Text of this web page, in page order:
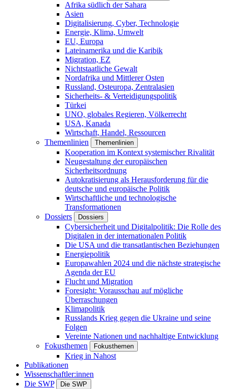
Afrika südlich der Sahara
Asien
Digitalisierung, Cyber, Technologie
Energie, Klima, Umwelt
EU, Europa
Lateinamerika und die Karibik
Migration, EZ
Nichtstaatliche Gewalt
Nordafrika und Mittlerer Osten
Russland, Osteuropa, Zentralasien
Sicherheits- & Verteidigungspolitik
Türkei
UNO, globales Regieren, Völkerrecht
USA, Kanada
Wirtschaft, Handel, Ressourcen
Themenlinien
Themenlinien
Kooperation im Kontext systemischer Rivalität
Neugestaltung der europäischen
Sicherheitsordnung
Autokratisierung als Herausforderung für die
deutsche und europäische Politik
Wirtschaftliche und technologische
Transformationen
Dossiers
Dossiers
Cybersicherheit und Digitalpolitik: Die Rolle des
Digitalen in der internationalen Politik
Die USA und die transatlantischen Beziehungen
Energiepolitik
Europawahlen 2024 und die nächste strategische
Agenda der EU
Flucht und Migration
Foresight: Vorausschau auf mögliche
Überraschungen
Klimapolitik
Russlands Krieg gegen die Ukraine und seine
Folgen
Vereinte Nationen und nachhaltige Entwicklung
Fokusthemen
Fokusthemen
Krieg in Nahost
Publikationen
Wissenschaftler:innen
Die SWP
Die SWP